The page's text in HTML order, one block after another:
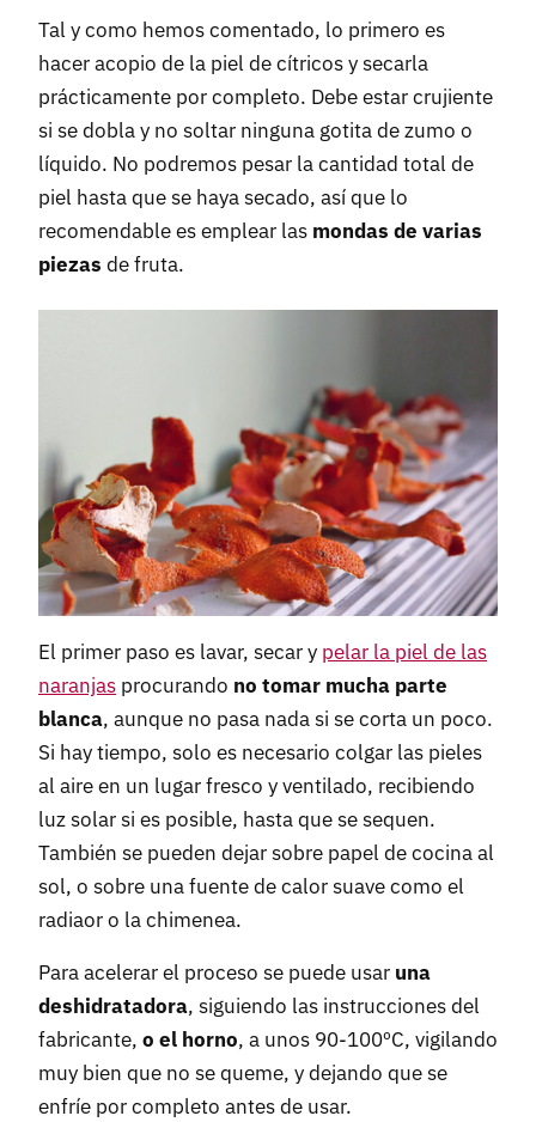
Tal y como hemos comentado, lo primero es
hacer acopio de la piel de cítricos y secarla
prácticamente por completo. Debe estar crujiente
si se dobla y no soltar ninguna gotita de zumo o
líquido. No podremos pesar la cantidad total de
piel hasta que se haya secado, así que lo
recomendable es emplear las mondas de varias
piezas de fruta.
El primer paso es lavar, secar y pelar la piel de las
naranjas procurando no tomar mucha parte
blanca, aunque no pasa nada si se corta un poco.
Si hay tiempo, solo es necesario colgar las pieles
al aire en un lugar fresco y ventilado, recibiendo
luz solar si es posible, hasta que se sequen.
También se pueden dejar sobre papel de cocina al
sol, o sobre una fuente de calor suave como el
radiaor o la chimenea.
Para acelerar el proceso se puede usar una
deshidratadora, siguiendo las instrucciones del
fabricante, o el horno, a unos 90-100ºC, vigilando
muy bien que no se queme, y dejando que se
enfríe por completo antes de usar.